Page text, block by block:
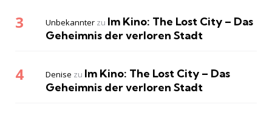
Unbekannter zu Im Kino: The Lost City – Das
Geheimnis der verloren Stadt
Denise zu Im Kino: The Lost City – Das
Geheimnis der verloren Stadt